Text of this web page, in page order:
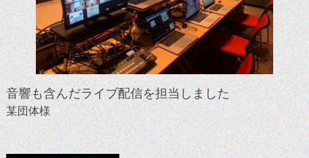
音響も含んだライブ配信を担当しました
某団体様